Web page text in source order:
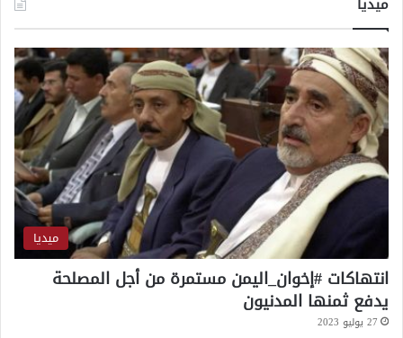
ا
م
ج
م
ب
ا
ش
ميديا
انتهاكات #إخوان_اليمن مستمرة من أجل المصلحة
يدفع ثمنها المدنيون
27 يوليو 2023